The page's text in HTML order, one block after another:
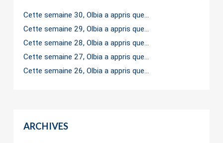
Cette semaine 30, Olbia a appris que…
Cette semaine 29, Olbia a appris que…
Cette semaine 28, Olbia a appris que…
Cette semaine 27, Olbia a appris que…
Cette semaine 26, Olbia a appris que…
ARCHIVES